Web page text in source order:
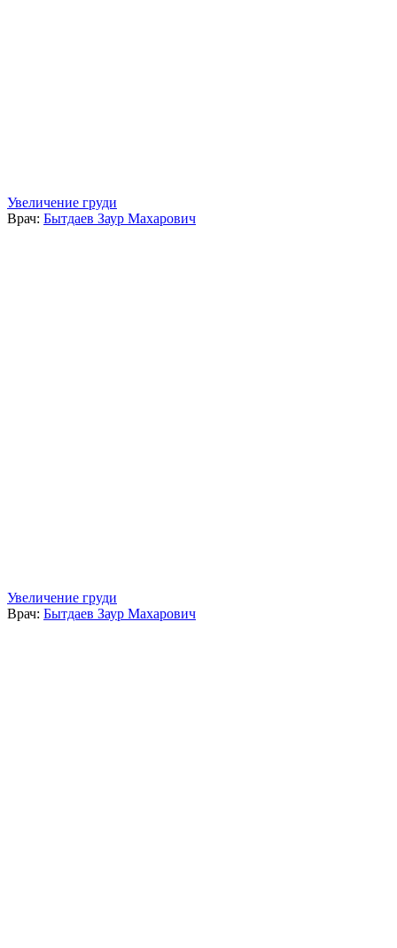
Увеличение груди
Врач: Бытдаев Заур Махарович
Увеличение груди
Врач: Бытдаев Заур Махарович